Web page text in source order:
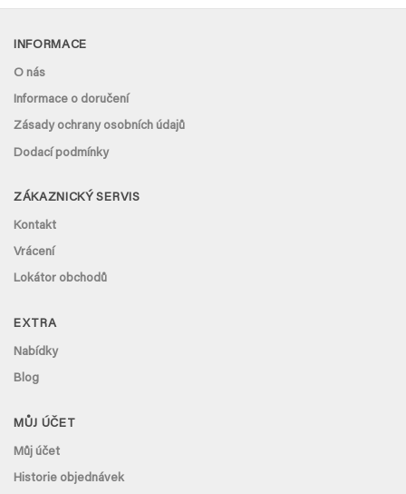
INFORMACE
O nás
Informace o doručení
Zásady ochrany osobních údajů
Dodací podmínky
ZÁKAZNICKÝ SERVIS
Kontakt
Vrácení
Lokátor obchodů
EXTRA
Nabídky
Blog
MŮJ ÚČET
Můj účet
Historie objednávek